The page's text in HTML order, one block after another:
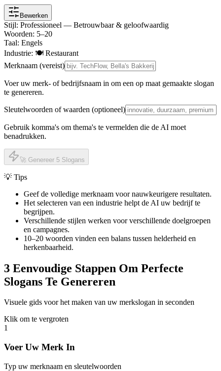
Bewerken
Stijl: Professioneel — Betrouwbaar & geloofwaardig
Woorden: 5–20
Taal: Engels
Industrie: 🍽️ Restaurant
Merknaam (vereist)
Voer uw merk- of bedrijfsnaam in om een op maat gemaakte slogan
te genereren.
Sleutelwoorden of waarden (optioneel)
Gebruik komma's om thema's te vermelden die de AI moet
benadrukken.
🚀 Genereer 5 Slogans
💡 Tips
Geef de volledige merknaam voor nauwkeurigere resultaten.
Het selecteren van een industrie helpt de AI uw bedrijf te
begrijpen.
Verschillende stijlen werken voor verschillende doelgroepen
en campagnes.
10–20 woorden vinden een balans tussen helderheid en
herkenbaarheid.
3 Eenvoudige Stappen Om Perfecte
Slogans Te Genereren
Visuele gids voor het maken van uw merkslogan in seconden
Klik om te vergroten
1
Voer Uw Merk In
Typ uw merknaam en sleutelwoorden